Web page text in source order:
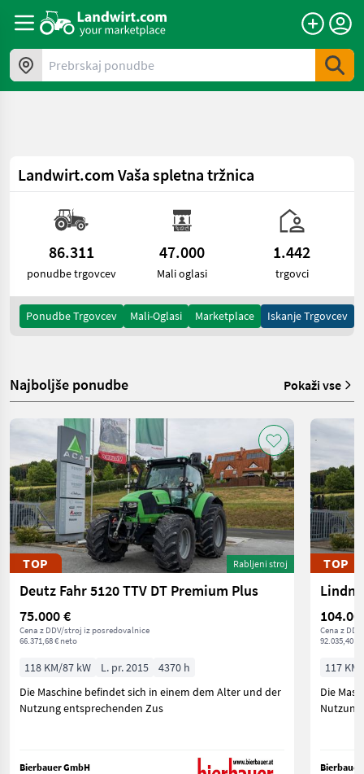
a11y.skipToContent
Prebrskaj ponudbe
Landwirt.com Vaša spletna tržnica
86.311
ponudbe trgovcev
47.000
Mali oglasi
1.442
trgovci
Ponudbe Trgovcev Mali-Oglasi Marketplace Iskanje Trgovcev
Najboljše ponudbe Pokaži vse
TOP Rabljeni stroj
Deutz Fahr 5120 TTV DT Premium Plus
75.000 €
Cena z DDV/stroj iz posredovalnice
66.371,68 € neto
118 KM/87 kW L. pr. 2015
4370 h
Die Maschine befindet sich in einem dem Alter und der
Nutzung entsprechenden Zus
Bierbauer GmbH
TOP
Cena z
92.035,40 €
117
Die
Bierbauer